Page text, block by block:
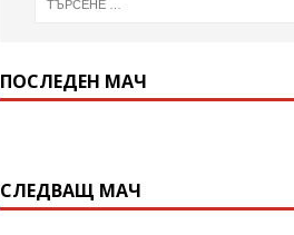
ПОСЛЕДЕН МАЧ
СЛЕДВАЩ МАЧ